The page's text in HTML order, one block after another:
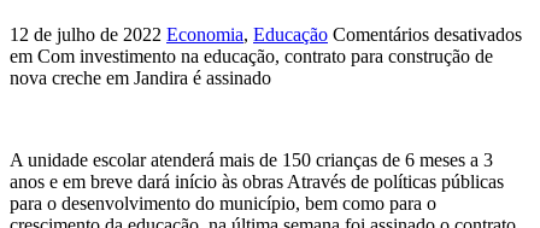
12 de julho de 2022 Economia, Educação Comentários desativados
em Com investimento na educação, contrato para construção de
nova creche em Jandira é assinado
A unidade escolar atenderá mais de 150 crianças de 6 meses a 3
anos e em breve dará início às obras Através de políticas públicas
para o desenvolvimento do município, bem como para o